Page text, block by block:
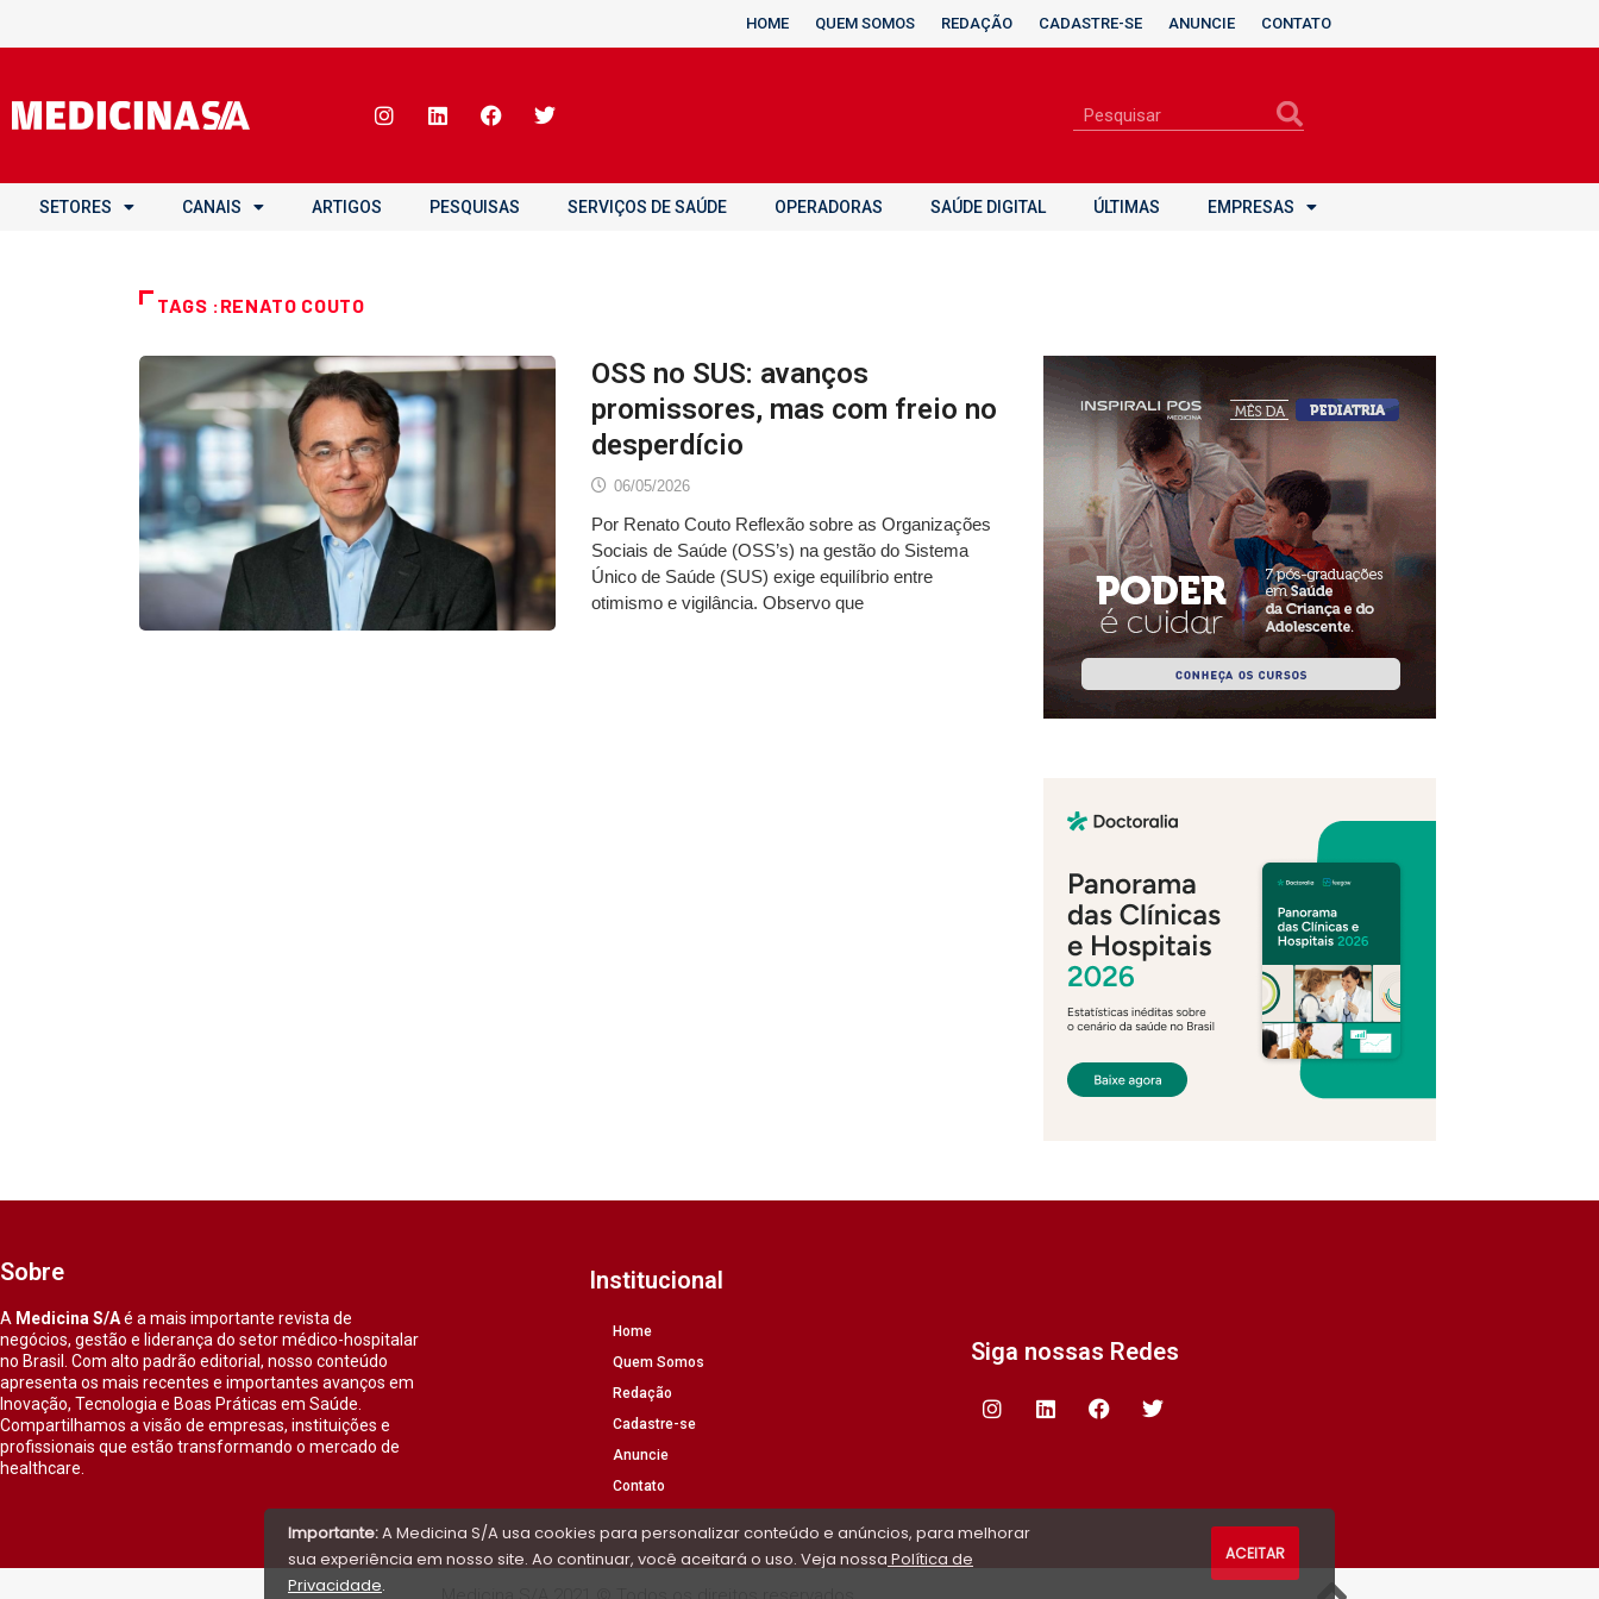
HOME QUEM SOMOS REDAÇÃO CADASTRE-SE ANUNCIE CONTATO
SETORES CANAIS ARTIGOS PESQUISAS SERVIÇOS DE SAÚDE OPERADORAS SAÚDE DIGITAL ÚLTIMAS EMPRESAS
TAGS :RENATO COUTO
OSS no SUS: avanços
promissores, mas com freio no
desperdício
06/05/2026
Por Renato Couto Reflexão sobre as Organizações
Sociais de Saúde (OSS’s) na gestão do Sistema
Único de Saúde (SUS) exige equilíbrio entre
otimismo e vigilância. Observo que
Sobre
A Medicina S/Aé a mais importante revista de
negócios, gestão e liderança do setor médico-hospitalar
no Brasil. Com alto padrão editorial, nosso conteúdo
apresenta os mais recentes e importantes avanços em
Inovação, Tecnologia e Boas Práticas em Saúde.
Compartilhamos a visão de empresas, instituições e
profissionais que estão transformando o mercado de
healthcare.
Institucional
Home
Quem Somos
Redação
Cadastre-se
Anuncie
Contato
Siga nossas Redes
Importante:A Medicina S/A usa cookies para personalizar conteúdo e anúncios, para melhorar
sua experiência em nosso site. Ao continuar, você aceitará o uso. Veja nossa Política de
Privacidade.
ACEITAR